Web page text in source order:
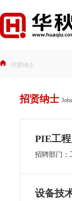
招贤纳士
招贤纳士 Jobs
PIE工
招聘部门：
设备技